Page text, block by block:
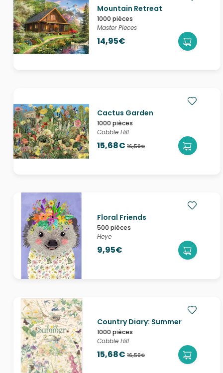
Mountain Retreat
1000 pièces
Master Pieces
14,95€
Cactus Garden
1000 pièces
Cobble Hill
15,68€ 16,50€
Floral Friends
500 pièces
Heye
9,95€
Country Diary: Summer
1000 pièces
Cobble Hill
15,68€ 16,50€